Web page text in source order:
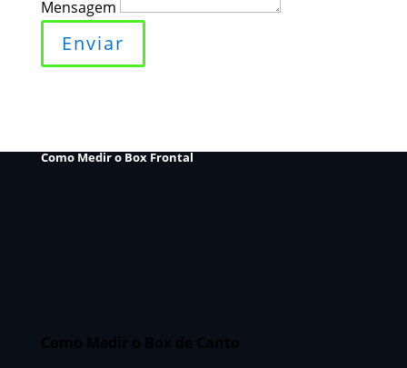
Mensagem
Enviar
Como Medir o Box Frontal